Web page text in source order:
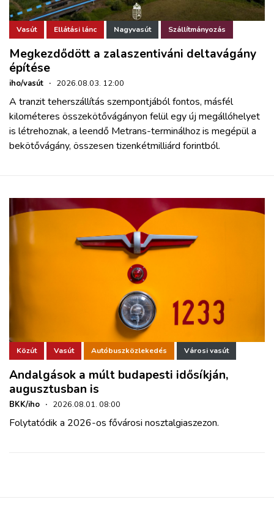
Vasút Ellátási lánc Nagyvasút Szállítmányozás
Megkezdődött a zalaszentiváni deltavágány
építése
iho/vasút · 2026.08.03. 12:00
A tranzit teherszállítás szempontjából fontos, másfél
kilométeres összekötővágányon felül egy új megállóhelyet
is létrehoznak, a leendő Metrans-terminálhoz is megépül a
bekötővágány, összesen tizenkétmilliárd forintból.
Közút Vasút Autóbuszközlekedés Városi vasút
Andalgások a múlt budapesti idősíkján,
augusztusban is
BKK/iho · 2026.08.01. 08:00
Folytatódik a 2026-os fővárosi nosztalgiaszezon.